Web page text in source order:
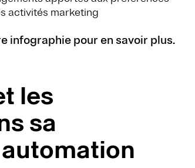
activités marketing
infographie pour en savoir plus.
les
sa